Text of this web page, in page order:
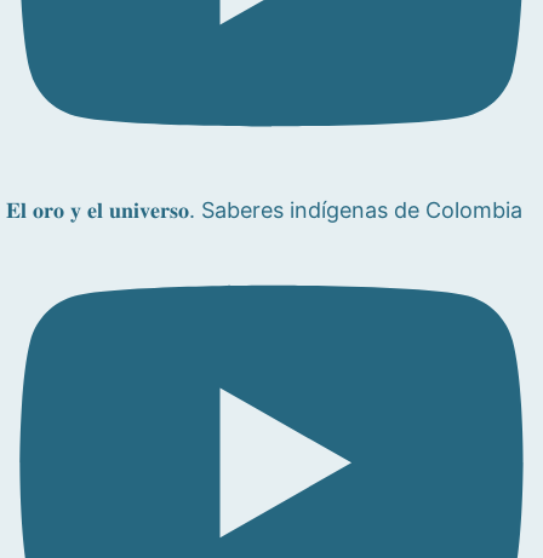
𝐄𝐥 𝐨𝐫𝐨 𝐲 𝐞𝐥 𝐮𝐧𝐢𝐯𝐞𝐫𝐬𝐨. Saberes indígenas de Colombia